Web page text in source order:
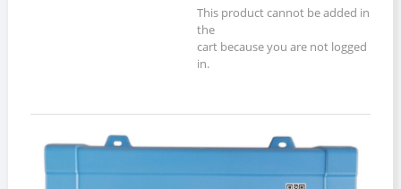
This product cannot be added in
the
cart because you are not logged
in.